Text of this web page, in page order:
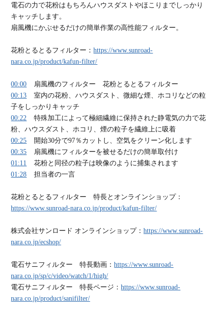
電石の力で花粉はもちろんハウスダストやほこりまでしっかり
キャッチします。
扇風機にかぶせるだけの簡単作業の高性能フィルター。
花粉とるとるフィルター：https://www.sunroad-
nara.co.jp/product/kafun-filter/
00:00
扇風機のフィルター 花粉とるとるフィルター
00:13
室内の花粉、ハウスダスト、微細な煙、ホコリなどの粒
子をしっかりキャッチ
00:22
特殊加工によって極細繊維に保持された静電気の力で花
粉、ハウスダスト、ホコリ、煙の粒子を繊維上に吸着
00:25
開始30分で97％カットし、空気をクリーン化します
00:35
扇風機にフィルターを被せるだけの簡単取付け
01:11
花粉と同径の粒子は映像のように捕集されます
01:28
担当者の一言
花粉とるとるフィルター 特長とオンラインショップ：
https://www.sunroad-nara.co.jp/product/kafun-filter/
株式会社サンロード オンラインショップ：https://www.sunroad-
nara.co.jp/ecshop/
電石サニフィルター 特長動画：https://www.sunroad-
nara.co.jp/sp/c/video/watch/1/high/
電石サニフィルター 特長ページ：https://www.sunroad-
nara.co.jp/product/sanifilter/